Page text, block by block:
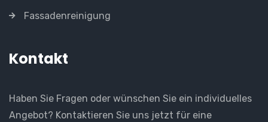
Fassadenreinigung
Kontakt
Haben Sie Fragen oder wünschen Sie ein individuelles
Angebot? Kontaktieren Sie uns jetzt für eine